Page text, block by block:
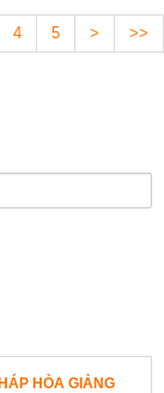
Lương. Tòa phạm
4 5 > >>
HÒA GIẢNG